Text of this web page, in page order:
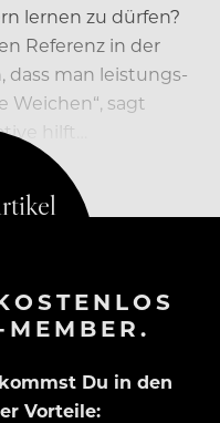
lernen zu dürfen?
Referenz in der
dass man leistungs-
Weichen“, sagt
hilft…
Du in den
Vorteile: